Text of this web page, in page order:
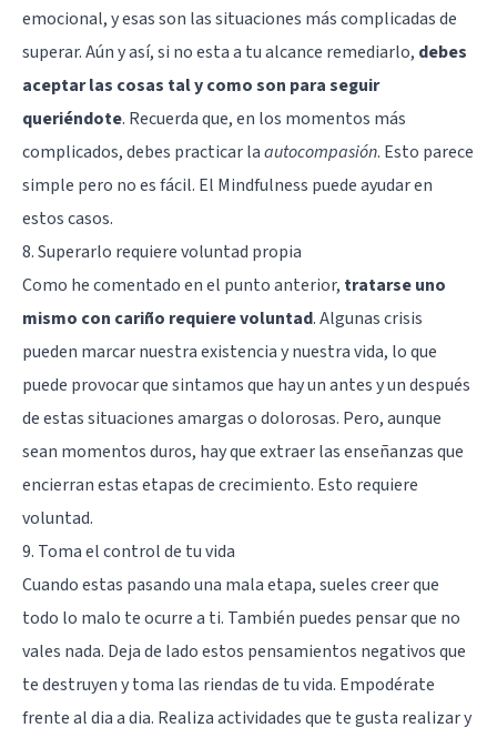
emocional, y esas son las situaciones más complicadas de
superar. Aún y así, si no esta a tu alcance remediarlo, debes
aceptar las cosas tal y como son para seguir
queriéndote. Recuerda que, en los momentos más
complicados, debes practicar laautocompasión. Esto parece
simple pero no es fácil. El Mindfulness puede ayudar en
estos casos.
8. Superarlo requiere voluntad propia
Como he comentado en el punto anterior, tratarse uno
mismo con cariño requiere voluntad. Algunas crisis
pueden marcar nuestra existencia y nuestra vida, lo que
puede provocar que sintamos que hay un antes y un después
de estas situaciones amargas o dolorosas. Pero, aunque
sean momentos duros, hay que extraer las enseñanzas que
encierran estas etapas de crecimiento. Esto requiere
voluntad.
9. Toma el control de tu vida
Cuando estas pasando una mala etapa, sueles creer que
todo lo malo te ocurre a ti. También puedes pensar que no
vales nada. Deja de lado estos pensamientos negativos que
te destruyeny toma las riendas de tu vida. Empodérate
frente al dia a dia. Realiza actividades que te gusta realizar y